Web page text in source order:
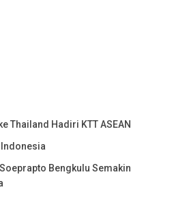
Thailand Hadiri KTT ASEAN
Indonesia
Bengkulu Semakin